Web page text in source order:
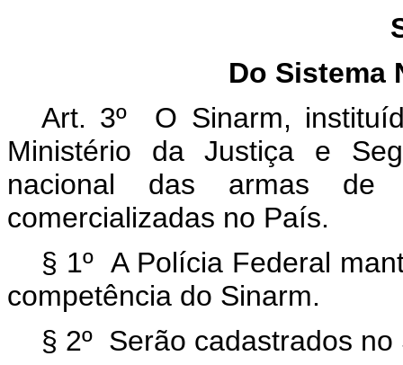
Do Sistema
Art. 3º O Sinarm,
Ministério da Justiça e
nacional das armas de
comercializadas no País.
§ 1º A Polícia Federal
competência do Sinarm.
§ 2º Serão cadastrados no